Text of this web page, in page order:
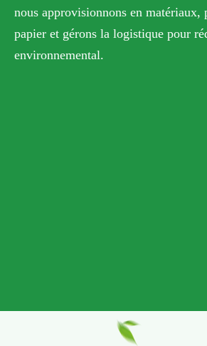
nous approvisionnons en matériaux,
papier et gérons la logistique pour
environnemental.